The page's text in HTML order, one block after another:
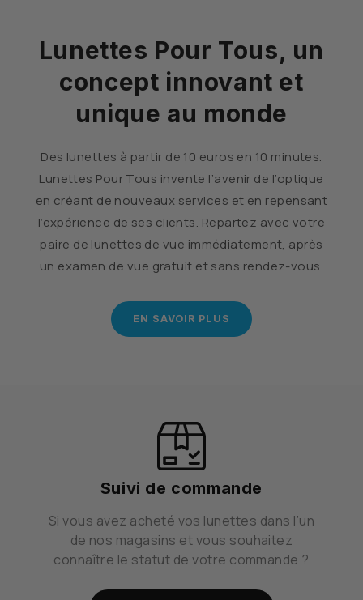
Lunettes Pour Tous, un
concept innovant et
unique au monde
Des lunettes à partir de 10 euros en 10 minutes.
Lunettes Pour Tous invente l’avenir de l’optique
en créant de nouveaux services et en repensant
l’expérience de ses clients. Repartez avec votre
paire de lunettes de vue immédiatement, après
un examen de vue gratuit et sans rendez-vous.
EN SAVOIR PLUS
Suivi de commande
Si vous avez acheté vos lunettes dans l’un
de nos magasins et vous souhaitez
connaître le statut de votre commande ?